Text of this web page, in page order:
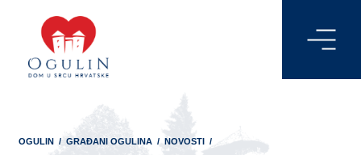
OGULIN / GRAĐANI OGULINA / NOVOSTI /